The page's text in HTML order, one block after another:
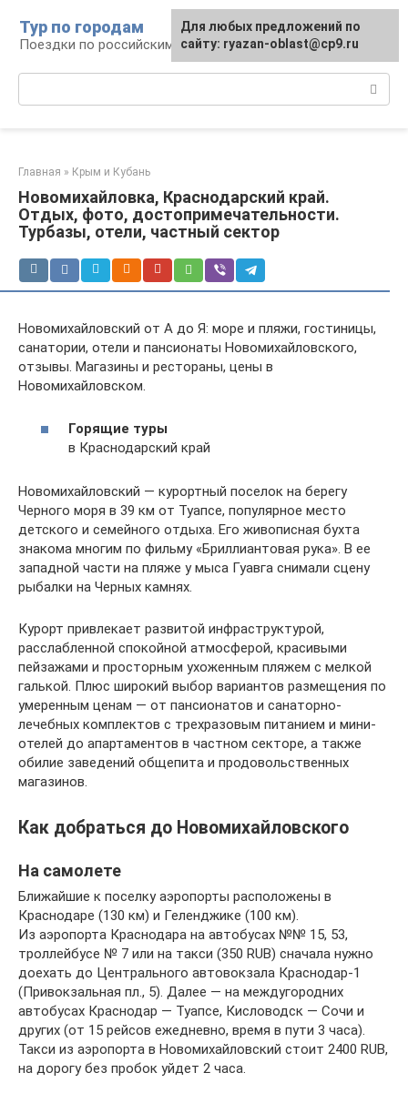
контенту
Тур по городам
Поездки по российским городам
Главная » Крым и Кубань
Новомихайловка, Краснодарский край.
Отдых, фото, достопримечательности.
Турбазы, отели, частный сектор
Новомихайловский от А до Я: море и пляжи, гостиницы,
санатории, отели и пансионаты Новомихайловского,
отзывы. Магазины и рестораны, цены в
Новомихайловском.
Горящие туры
в Краснодарский край
Новомихайловский — курортный поселок на берегу
Черного моря в 39 км от Туапсе, популярное место
детского и семейного отдыха. Его живописная бухта
знакома многим по фильму «Бриллиантовая рука». В ее
западной части на пляже у мыса Гуавга снимали сцену
рыбалки на Черных камнях.
Курорт привлекает развитой инфраструктурой,
расслабленной спокойной атмосферой, красивыми
пейзажами и просторным ухоженным пляжем с мелкой
галькой. Плюс широкий выбор вариантов размещения по
умеренным ценам — от пансионатов и санаторно-
лечебных комплектов с трехразовым питанием и мини-
отелей до апартаментов в частном секторе, а также
обилие заведений общепита и продовольственных
магазинов.
Как добраться до Новомихайловского
На самолете
Ближайшие к поселку аэропорты расположены в
Краснодаре (130 км) и Геленджике (100 км).
Из аэропорта Краснодара на автобусах №№ 15, 53,
троллейбусе № 7 или на такси (350 RUB) сначала нужно
доехать до Центрального автовокзала Краснодар-1
(Привокзальная пл., 5). Далее — на междугородних
автобусах Краснодар — Туапсе, Кисловодск — Сочи и
других (от 15 рейсов ежедневно, время в пути 3 часа).
Такси из аэропорта в Новомихайловский стоит 2400 RUB,
на дорогу без пробок уйдет 2 часа.
Для любых предложений по
сайту: ryazan-oblast@cp9.ru